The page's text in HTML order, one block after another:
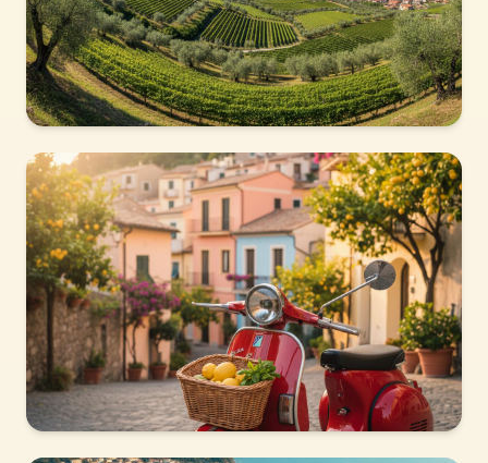
SEDE VISPETTA
Lazise
Borgo medievale affacciato sul lago, con il castello
scaligero e il porto turistico.